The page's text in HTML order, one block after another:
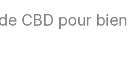
CBD pour bien